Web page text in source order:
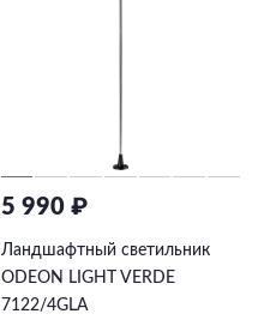
5 990 ₽
Ландшафтный светильник
ODEON LIGHT VERDE
7122/4GLA